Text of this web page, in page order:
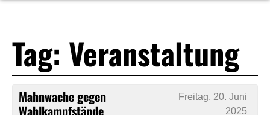
Tag: Veranstaltung
Mahnwache gegen
Wahlkampfstände
Freitag, 20. Juni
2025